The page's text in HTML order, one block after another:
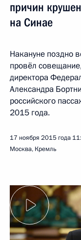
причин
на Синае
Накануне поздно
провёл
директора
Александра
российского
2015 года.
17 ноября 2015 года
Москва, Кремль